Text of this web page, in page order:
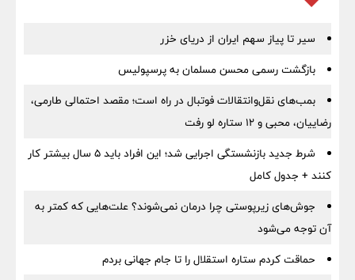
سیر تا پیاز سهم ایران از دریای خزر
بازگشت رسمی محسن مسلمان به پرسپولیس
بمب‌های نقل‌وانتقالات فوتبال در راه است؛ مقصد احتمالی طارمی،
رضاییان، محبی و ۱۲ ستاره لو رفت
شرط جدید بازنشستگی اجرایی شد؛ این افراد باید ۵ سال بیشتر کار
کنند + جدول کامل
جوش‌های زیرپوستی چرا درمان نمی‌شوند؟ علت‌هایی که کمتر به
آن توجه می‌شود
حماقت کردم ستاره استقلال را تا جام جهانی بردم